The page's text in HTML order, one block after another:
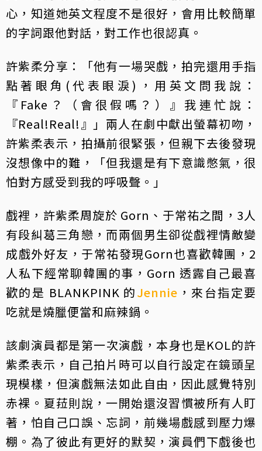
心，知道她英文程度不是很好，會用比較簡單
的字詞跟他對話，對工作也很認真。
許紫柔分享：「他有一場哭戲，拍完還用手指
點著眼角(代表眼淚)，用英文問我說：
『Fake？（會很假嗎？）』我連忙說：
『Real!Real!』」兩人在劇中獻出螢幕初吻，
許紫柔表示，拍攝前很緊張，但親下去後發現
沒想像中的難，「但我還是有下意識憋氣，很
怕對方感受到我的呼吸聲。」
戲裡，許紫柔周旋於 Gorn、于常祐之間，3人
有段糾葛三角戀，而兩個男生卻從戲裡情敵變
成戲外好友，于常祐發現Gorn也喜歡韓團，2
人私下經常聊韓團的事，Gorn 透露自己最喜
歡的是 BLANKPINK 的Jennie ，來台指定要
吃就是燒臘便當和麻辣鍋。
該劇演員都是第一次演戲，本身也是KOL的許
紫柔表示，自己拍片時可以自行設定在鏡頭呈
現模樣，但演戲無法如此自由，因此感覺特別
赤裸。夏菈則說，一開始還沒習慣被所有人盯
著，怕自己口誤、忘詞，前幾場戲感到壓力爆
棚。為了彼此有更好的默契，演員們下戲後也